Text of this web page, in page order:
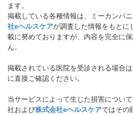
ます。
掲載している各種情報は、ミーカンパ
社eヘルスケアが調査した情報をもとに
載に努めておりますが、内容を完全に
ん。
掲載されている医院を受診される場合
に直接ご確認ください。
当サービスによって生じた損害につい
社および株式会社eヘルスケアではその